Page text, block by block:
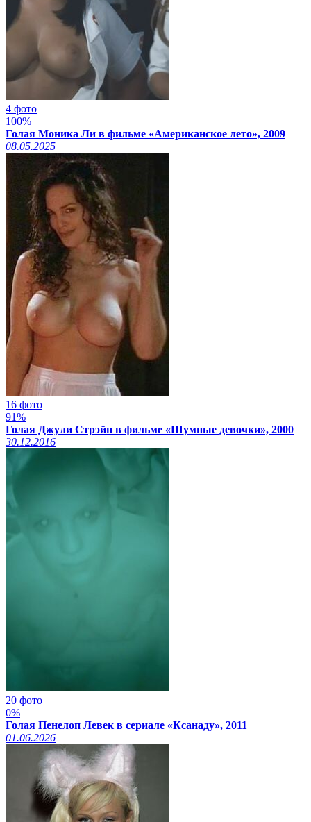
4 фото
100%
Голая Моника Ли в фильме «Американское лето», 2009
08.05.2025
16 фото
91%
Голая Джули Стрэйн в фильме «Шумные девочки», 2000
30.12.2016
20 фото
0%
Голая Пенелоп Левек в сериале «Ксанаду», 2011
01.06.2026